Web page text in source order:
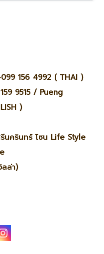
156 4992 ( THAI )
9515 / Pueng
)
นครินทร์ โซน Life Style
ล่า)